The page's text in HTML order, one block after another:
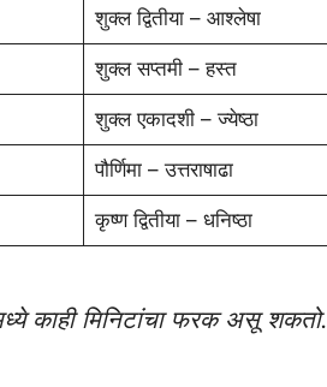
शुक्ल द्वितीया – आश्लेषा
शुक्ल सप्तमी – हस्त
शुक्ल एकादशी – ज्येष्ठा
पौर्णिमा – उत्तराषाढा
कृष्ण द्वितीया – धनिष्ठा
काही मिनिटांचा फरक असू शकतो.